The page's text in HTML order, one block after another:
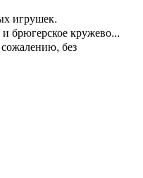
игрушек.
брюгерское кружево...
без